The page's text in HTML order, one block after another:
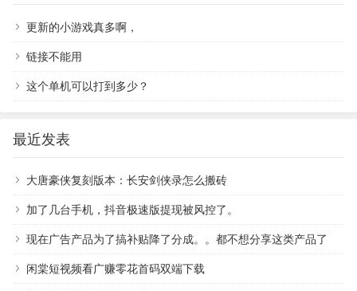
更新的小游戏真多啊，
链接不能用
这个单机可以打到多少？
最近发表
大唐豪侠复刻版本：长安剑侠录怎么搬砖
加了几台手机，抖音极速版提现被风控了。
现在广告产品为了搞补贴降了分成。。都不想分享这类产品了
闲棠短视频看广赚零花首码双端下载